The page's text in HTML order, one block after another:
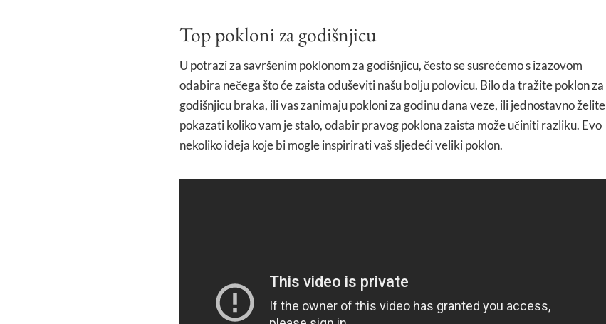
Top pokloni za godišnjicu
U potrazi za savršenim poklonom za godišnjicu, često se susrećemo s izazovom
odabira nečega što će zaista oduševiti našu bolju polovicu. Bilo da tražite poklon za
godišnjicu braka, ili vas zanimaju pokloni za godinu dana veze, ili jednostavno želite
pokazati koliko vam je stalo, odabir pravog poklona zaista može učiniti razliku. Evo
nekoliko ideja koje bi mogle inspirirati vaš sljedeći veliki poklon.